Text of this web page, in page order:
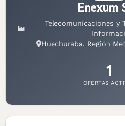
Servicios
Enexum
Telecomunicaciones y
Huechuraba, Región
1
OFERTAS